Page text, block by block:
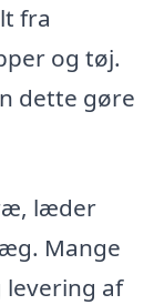
fra
og tøj.
dette gøre
læder
Mange
af